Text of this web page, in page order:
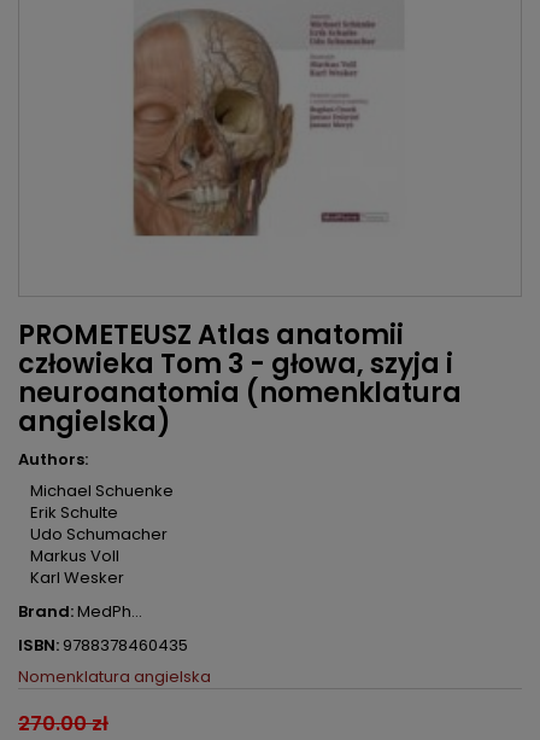
PROMETEUSZ Atlas anatomii
człowieka Tom 3 - głowa, szyja i
neuroanatomia (nomenklatura
angielska)
Authors:
Michael Schuenke
Erik Schulte
Udo Schumacher
Markus Voll
Karl Wesker
Brand:MedPh...
ISBN: 9788378460435
Nomenklatura angielska
270.00 zł